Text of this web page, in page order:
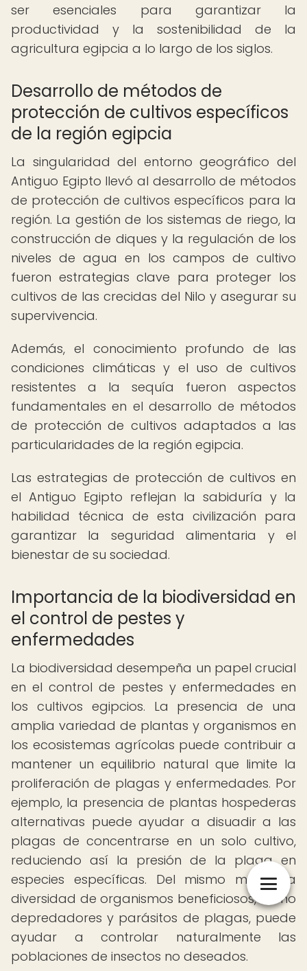
ser esenciales para garantizar la
productividad y la sostenibilidad de la
agricultura egipcia a lo largo de los siglos.
Desarrollo de métodos de
protección de cultivos específicos
de la región egipcia
La singularidad del entorno geográfico del
Antiguo Egipto llevó al desarrollo de métodos
de protección de cultivos específicos para la
región. La gestión de los sistemas de riego, la
construcción de diques y la regulación de los
niveles de agua en los campos de cultivo
fueron estrategias clave para proteger los
cultivos de las crecidas del Nilo y asegurar su
supervivencia.
Además, el conocimiento profundo de las
condiciones climáticas y el uso de cultivos
resistentes a la sequía fueron aspectos
fundamentales en el desarrollo de métodos
de protección de cultivos adaptados a las
particularidades de la región egipcia.
Las estrategias de protección de cultivos en
el Antiguo Egipto reflejan la sabiduría y la
habilidad técnica de esta civilización para
garantizar la seguridad alimentaria y el
bienestar de su sociedad.
Importancia de la biodiversidad en
el control de pestes y
enfermedades
La biodiversidad desempeña un papel crucial
en el control de pestes y enfermedades en
los cultivos egipcios. La presencia de una
amplia variedad de plantas y organismos en
los ecosistemas agrícolas puede contribuir a
mantener un equilibrio natural que limite la
proliferación de plagas y enfermedades. Por
ejemplo, la presencia de plantas hospederas
alternativas puede ayudar a disuadir a las
plagas de concentrarse en un solo cultivo,
reduciendo así la presión de la plaga en
especies específicas. Del mismo modo, la
diversidad de organismos beneficiosos, como
depredadores y parásitos de plagas, puede
ayudar a controlar naturalmente las
poblaciones de insectos no deseados.